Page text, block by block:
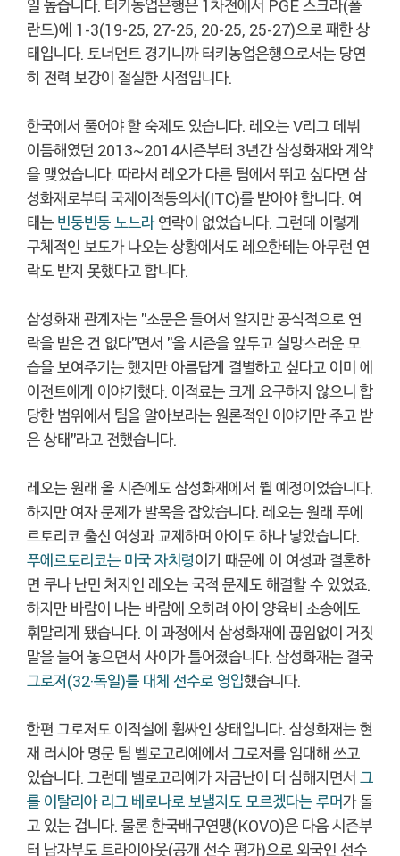
일 높습니다. 터키농업은행은 1차전에서 PGE 스크라(폴
란드)에 1-3(19-25, 27-25, 20-25, 25-27)으로 패한 상
태입니다. 토너먼트 경기니까 터키농업은행으로서는 당연
히 전력 보강이 절실한 시점입니다.
한국에서 풀어야 할 숙제도 있습니다. 레오는 V리그 데뷔
이듬해였던 2013~2014시즌부터 3년간 삼성화재와 계약
을 맺었습니다. 따라서 레오가 다른 팀에서 뛰고 싶다면 삼
성화재로부터 국제이적동의서(ITC)를 받아야 합니다. 여
태는 빈둥빈둥 노느라연락이 없었습니다. 그런데 이렇게
구체적인 보도가 나오는 상황에서도 레오한테는 아무런 연
락도 받지 못했다고 합니다.
삼성화재 관계자는 "소문은 들어서 알지만 공식적으로 연
락을 받은 건 없다"면서 "올 시즌을 앞두고 실망스러운 모
습을 보여주기는 했지만 아름답게 결별하고 싶다고 이미 에
이전트에게 이야기했다. 이적료는 크게 요구하지 않으니 합
당한 범위에서 팀을 알아보라는 원론적인 이야기만 주고 받
은 상태"라고 전했습니다.
레오는 원래 올 시즌에도 삼성화재에서 뛸 예정이었습니다.
하지만 여자 문제가 발목을 잡았습니다. 레오는 원래 푸에
르토리코 출신 여성과 교제하며 아이도 하나 낳았습니다.
푸에르토리코는 미국 자치령이기 때문에 이 여성과 결혼하
면 쿠나 난민 처지인 레오는 국적 문제도 해결할 수 있었죠.
하지만 바람이 나는 바람에 오히려 아이 양육비 소송에도
휘말리게 됐습니다. 이 과정에서 삼성화재에 끊임없이 거짓
말을 늘어 놓으면서 사이가 틀어졌습니다. 삼성화재는 결국
그로저(32·독일)를 대체 선수로 영입했습니다.
한편 그로저도 이적설에 휩싸인 상태입니다. 삼성화재는 현
재 러시아 명문 팀 벨로고리예에서 그로저를 임대해 쓰고
있습니다. 그런데 벨로고리예가 자금난이 더 심해지면서 그
를 이탈리아 리그 베로나로 보낼지도 모르겠다는 루머가 돌
고 있는 겁니다. 물론 한국배구연맹(KOVO)은 다음 시즌부
터 남자부도 트라이아웃(공개 선수 평가)으로 외국인 선수